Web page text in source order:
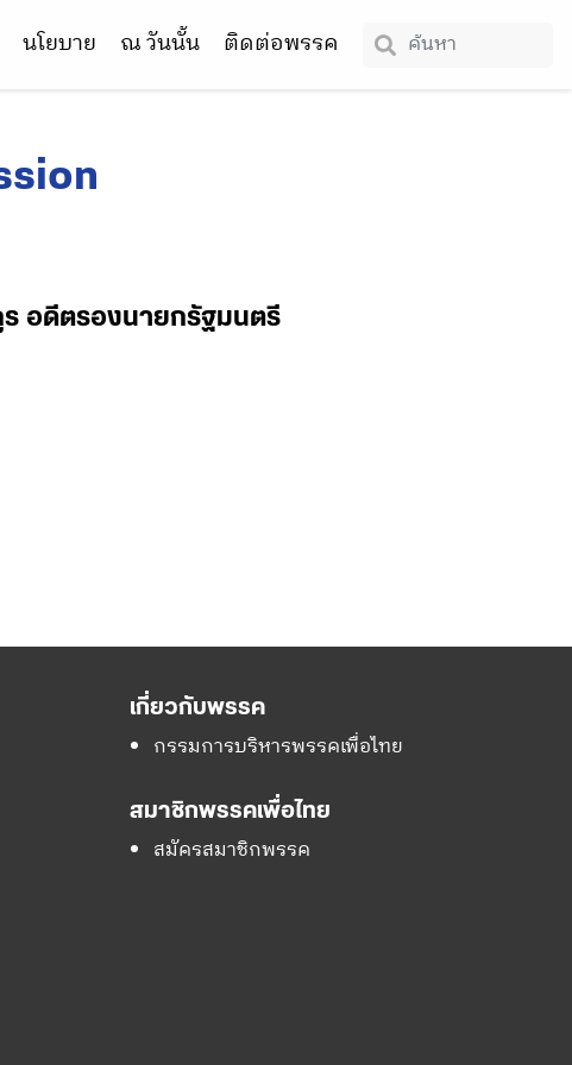
นโยบาย ณ วันนั้น ติดต่อพรรค
อดีตรองนายกรัฐมนตรี
เกี่ยวกับพรรค
กรรมการบริหารพรรคเพื่อไทย
สมาชิกพรรคเพื่อไทย
สมัครสมาชิกพรรค